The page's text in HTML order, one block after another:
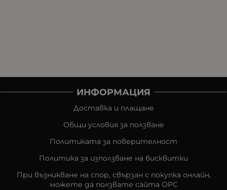
ИНФОРМАЦИЯ
Доставка и плащане
Общи условия за ползване
Политиката за поверителност
Политика за използване на бисквитки
При възникване на спор, свързан с покупка онлайн,
можете да ползвате сайта ОРС